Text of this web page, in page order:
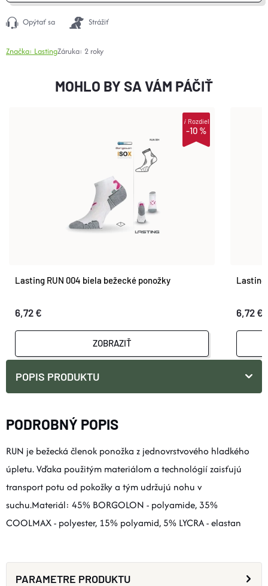
Opýtať sa Strážiť
Značka: LastingZáruka: 2 roky
MOHLO BY SA VÁM PÁČIŤ
-10 %
iRozdiel
Lasting RUN 004 biela bežecké ponožky
6,72 €
ZOBRAZIŤ
Lasting
6,72 €
POPIS PRODUKTU
PODROBNÝ POPIS
RUN je bežecká členok ponožka z jednovrstvového hladkého
úpletu. Vďaka použitým materiálom a technológií zaisťujú
transport potu od pokožky a tým udržujú nohu v
suchu.Materiál: 45% BORGOLON - polyamide, 35%
COOLMAX - polyester, 15% polyamid, 5% LYCRA - elastan
PARAMETRE PRODUKTU